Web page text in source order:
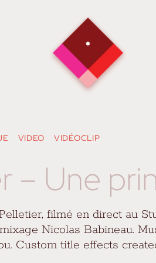
VIDEO VIDÉOCLIP
– Une
filmé en direct au
Nicolas Babineau.
Custom title effects